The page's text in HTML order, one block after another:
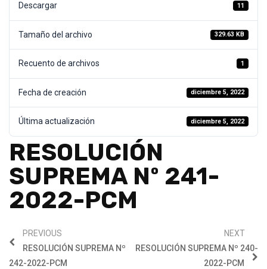
Descargar 11
Tamaño del archivo 329.63 KB
Recuento de archivos 1
Fecha de creación diciembre 5, 2022
Última actualización diciembre 5, 2022
RESOLUCIÓN
SUPREMA Nº 241-
2022-PCM
PREVIOUS
RESOLUCIÓN SUPREMA Nº
242-2022-PCM
NEXT
RESOLUCIÓN SUPREMA Nº 240-
2022-PCM